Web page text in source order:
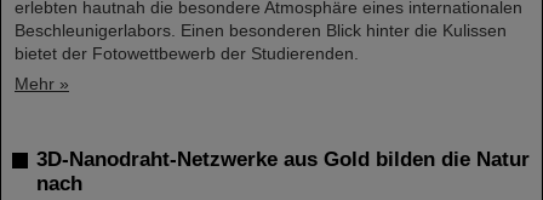
erlebten hautnah die besondere Atmosphäre eines internationalen
Beschleunigerlabors. Einen besonderen Blick hinter die Kulissen
bietet der Fotowettbewerb der Studierenden.
Mehr »
3D-Nanodraht-Netzwerke aus Gold bilden die Natur
nach